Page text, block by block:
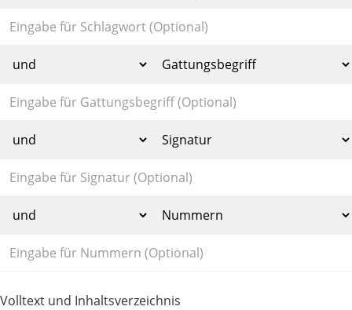
Volltext und Inhaltsverzeichnis